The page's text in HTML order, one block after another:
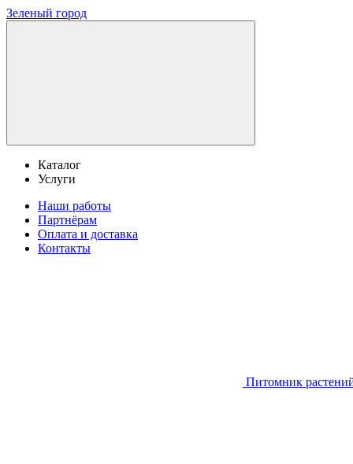
Зеленый город
Каталог
Услуги
Наши работы
Партнёрам
Оплата и доставка
Контакты
Питомник